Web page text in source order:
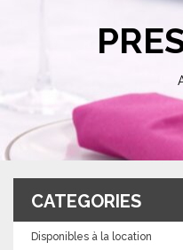
CATEGORIES
Disponibles à la location